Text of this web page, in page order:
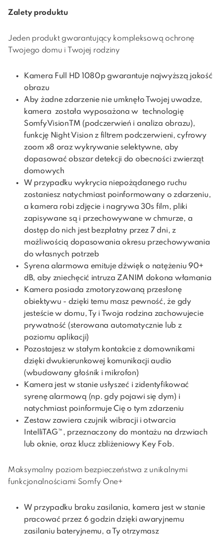
Zalety produktu
Jeden produkt gwarantujący kompleksową ochronę
Twojego domu i Twojej rodziny
Kamera Full HD 1080p gwarantuje najwyższą jakość
obrazu
Aby żadne zdarzenie nie umknęło Twojej uwadze,
kamera została wyposażona w technologię
SomfyVisionTM (podczerwień i analiza obrazu),
funkcję Night Vision z filtrem podczerwieni, cyfrowy
zoom x8 oraz wykrywanie selektywne, aby
dopasować obszar detekcji do obecności zwierząt
domowych
W przypadku wykrycia niepożądanego ruchu
zostaniesz natychmiast poinformowany o zdarzeniu,
a kamera robi zdjęcie i nagrywa 30s film, pliki
zapisywane są i przechowywane w chmurze, a
dostęp do nich jest bezpłatny przez 7 dni, z
możliwością dopasowania okresu przechowywania
do własnych potrzeb
Syrena alarmowa emituje dźwięk o natężeniu 90+
dB, aby zniechęcić intruza ZANIM dokona włamania
Kamera posiada zmotoryzowaną przesłonę
obiektywu - dzięki temu masz pewność, że gdy
jesteście w domu, Ty i Twoja rodzina zachowujecie
prywatność (sterowana automatycznie lub z
poziomu aplikacji)
Pozostajesz w stałym kontakcie z domownikami
dzięki dwukierunkowej komunikacji audio
(wbudowany głośnik i mikrofon)
Kamera jest w stanie usłyszeć i zidentyfikować
syrenę alarmową (np. gdy pojawi się dym) i
natychmiast poinformuje Cię o tym zdarzeniu
Zestaw zawiera czujnik wibracji i otwarcia
IntelliTAG™, przeznaczony do montażu na drzwiach
lub oknie, oraz klucz zbliżeniowy Key Fob.
Maksymalny poziom bezpieczeństwa z unikalnymi
funkcjonalnościami Somfy One+
W przypadku braku zasilania, kamera jest w stanie
pracować przez 6 godzin dzięki awaryjnemu
zasilaniu bateryjnemu, a Ty otrzymasz